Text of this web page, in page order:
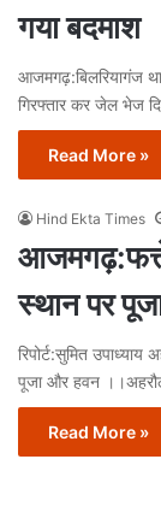
गया बदमाश
आजमगढ़:बिलरियागंज
गिरफ्तार कर जेल भेज
Read More »
Hind Ekta Times
स्थान पर
रिपोर्ट:सुमित
पूजा और हवन
Read More »